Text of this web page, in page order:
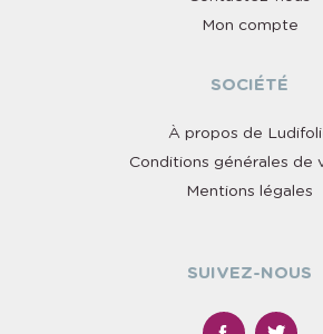
Mon compte
SOCIÉTÉ
À propos de
Conditions générales de
Mentions légales
SUIVEZ-NOUS